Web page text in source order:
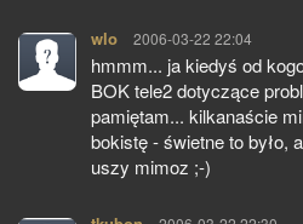
wlo pisze:
2006-03-22 22:04
hmmm... ja kiedyś od
BOK tele2 dotyczące
pamiętam... kilkanaście
bokistę - świetne to było,
uszy mimoz ;-)